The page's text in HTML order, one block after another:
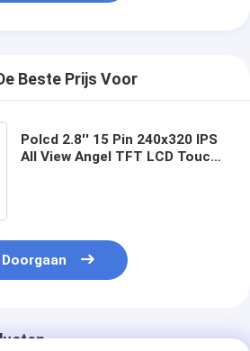
Beste Prijs Voor
Polcd 2.8'' 15 Pin 240x320 IPS
All View Angel TFT LCD Touch
Doorgaan